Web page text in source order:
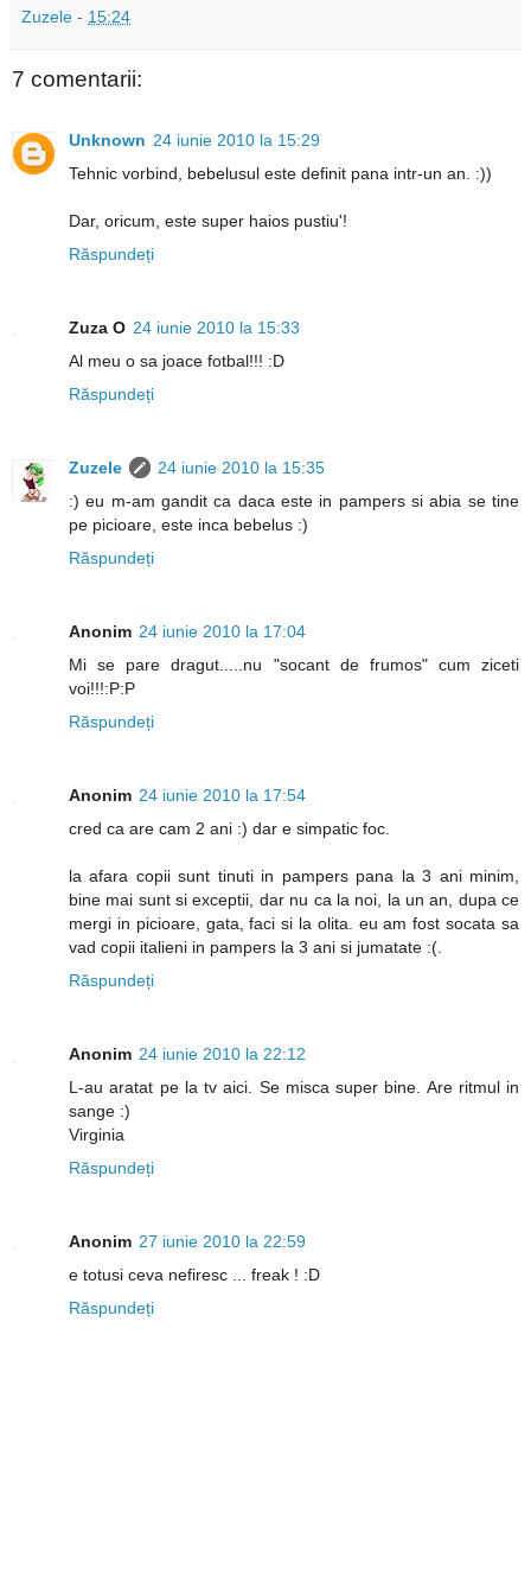
Zuzele - 15:24
7 comentarii:
Unknown 24 iunie 2010 la 15:29
Tehnic vorbind, bebelusul este definit pana intr-un an. :))
Dar, oricum, este super haios pustiu'!
Răspundeți
Zuza O 24 iunie 2010 la 15:33
Al meu o sa joace fotbal!!! :D
Răspundeți
Zuzele
24 iunie 2010 la 15:35
:) eu m-am gandit ca daca este in pampers si abia se tine
pe picioare, este inca bebelus :)
Răspundeți
Anonim 24 iunie 2010 la 17:04
Mi se pare dragut.....nu "socant de frumos" cum ziceti
voi!!!:P:P
Răspundeți
Anonim 24 iunie 2010 la 17:54
cred ca are cam 2 ani :) dar e simpatic foc.
la afara copii sunt tinuti in pampers pana la 3 ani minim,
bine mai sunt si exceptii, dar nu ca la noi, la un an, dupa ce
mergi in picioare, gata, faci si la olita. eu am fost socata sa
vad copii italieni in pampers la 3 ani si jumatate :(.
Răspundeți
Anonim 24 iunie 2010 la 22:12
L-au aratat pe la tv aici. Se misca super bine. Are ritmul in
sange :)
Virginia
Răspundeți
Anonim 27 iunie 2010 la 22:59
e totusi ceva nefiresc ... freak ! :D
Răspundeți